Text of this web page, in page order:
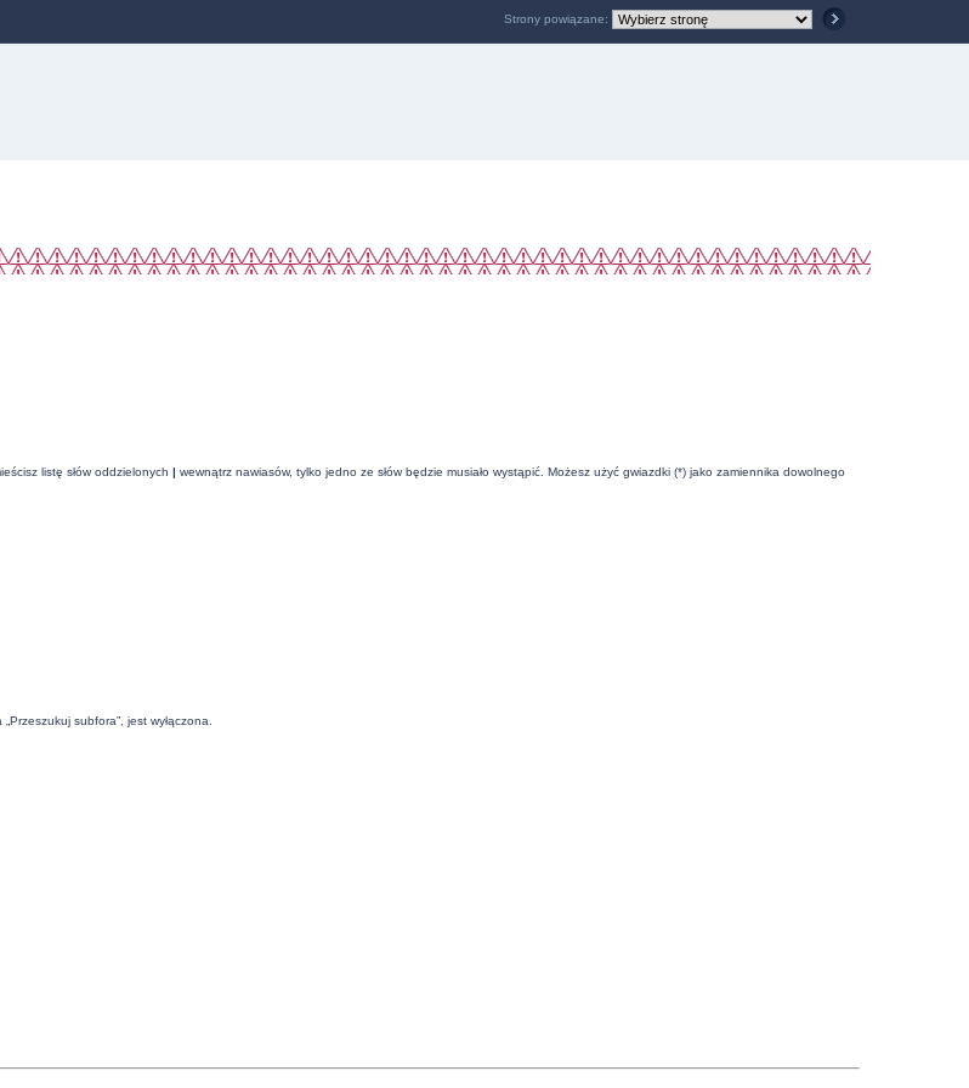
listę słów oddzielonych| wewnątrz nawiasów, tylko jedno ze słów będzie musiało wystąpić. Możesz użyć gwiazdki (*) jako zamiennika dowolnego
subfora”, jest wyłączona.
Strony powiązane: